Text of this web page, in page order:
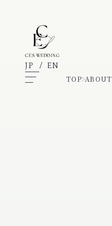
JP / EN
TOP ABOUT